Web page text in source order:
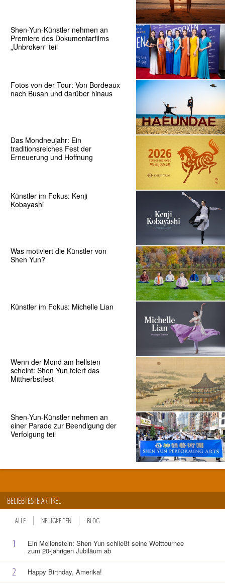
Shen-Yun-Künstler nehmen an
Premiere des Dokumentarfilms
„Unbroken“ teil
Fotos von der Tour: Von Bordeaux
nach Busan und darüber hinaus
Das Mondneujahr: Ein
traditionsreiches Fest der
Erneuerung und Hoffnung
Künstler im Fokus: Kenji
Kobayashi
Was motiviert die Künstler von
Shen Yun?
Künstler im Fokus: Michelle Lian
Wenn der Mond am hellsten
scheint: Shen Yun feiert das
Mittherbstfest
Shen-Yun-Künstler nehmen an
einer Parade zur Beendigung der
Verfolgung teil
BELIEBTESTE ARTIKEL
ALLE NEUIGKEITEN BLOG
1 Ein Meilenstein: Shen Yun schließt seine Welttournee
zum 20-jährigen Jubiläum ab
2 Happy Birthday, Amerika!